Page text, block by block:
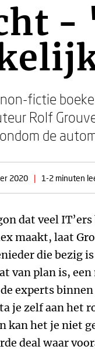
-
fictie
Rolf
de
2020 | 1-2 minuten
dat veel
maakt, laat
die bezig
van plan is,
experts
je zelf aan het
kan het je niet
deal waar